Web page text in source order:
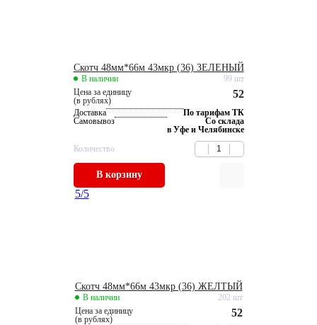
Скотч 48мм*66м 43мкр (36) ЗЕЛЕНЫЙ
В наличии
99 шт
Цена за единицу
(в рублях)
52
Доставка
По тарифам ТК
Самовывоз
Со склада
в Уфе и Челябинске
Количество
В корзину
5/5
Скотч 48мм*66м 43мкр (36) ЖЕЛТЫЙ
В наличии
202 шт
Цена за единицу
(в рублях)
52